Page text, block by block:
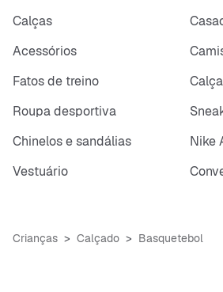
Calças
Acessórios
Fatos de treino
Roupa desportiva
Chinelos e sandálias
Nike
Vestuário
Crianças Calçado Basquetebol